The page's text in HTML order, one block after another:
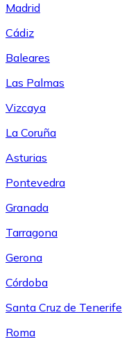
Madrid
Cádiz
Baleares
Las Palmas
Vizcaya
La Coruña
Asturias
Pontevedra
Granada
Tarragona
Gerona
Córdoba
Santa Cruz de Tenerife
Roma